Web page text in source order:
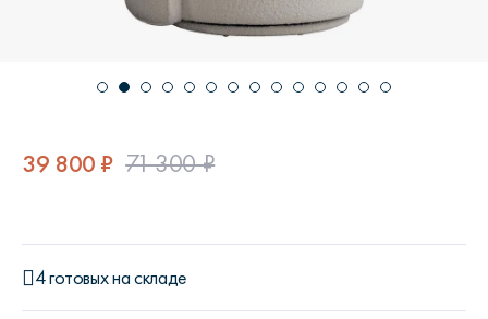
39 800 ₽ 71 300 ₽
4 готовых на складе